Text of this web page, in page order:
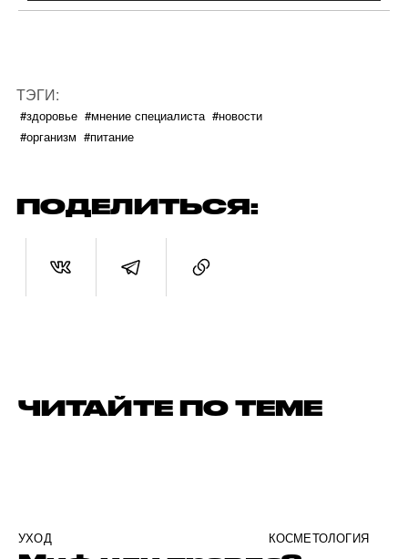
ТЭГИ:
#здоровье #мнение специалиста #новости
#организм #питание
ПОДЕЛИТЬСЯ:
ЧИТАЙТЕ ПО ТЕМЕ
УХОД КОСМЕТОЛОГИЯ